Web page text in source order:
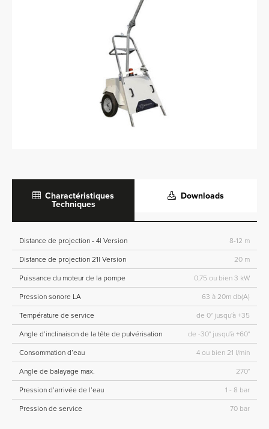
Charactéristiques
Techniques
Downloads
Distance de projection - 4l Version 8-12 m
Distance de projection 21l Version 20 m
Puissance du moteur de la pompe 0,75 ou bien 3 kW
Pression sonore LA 63 à 20m db(A)
Température de service de 0° jusqu'à +35
Angle d’inclinaison de la tête de pulvérisation de -30° jusqu'à +60°
Consommation d’eau 4 ou bien 21 l/min
Angle de balayage max. 270°
Pression d’arrivée de l’eau 1 - 8 bar
Pression de service 70 bar